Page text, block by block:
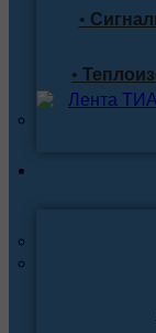
•
•